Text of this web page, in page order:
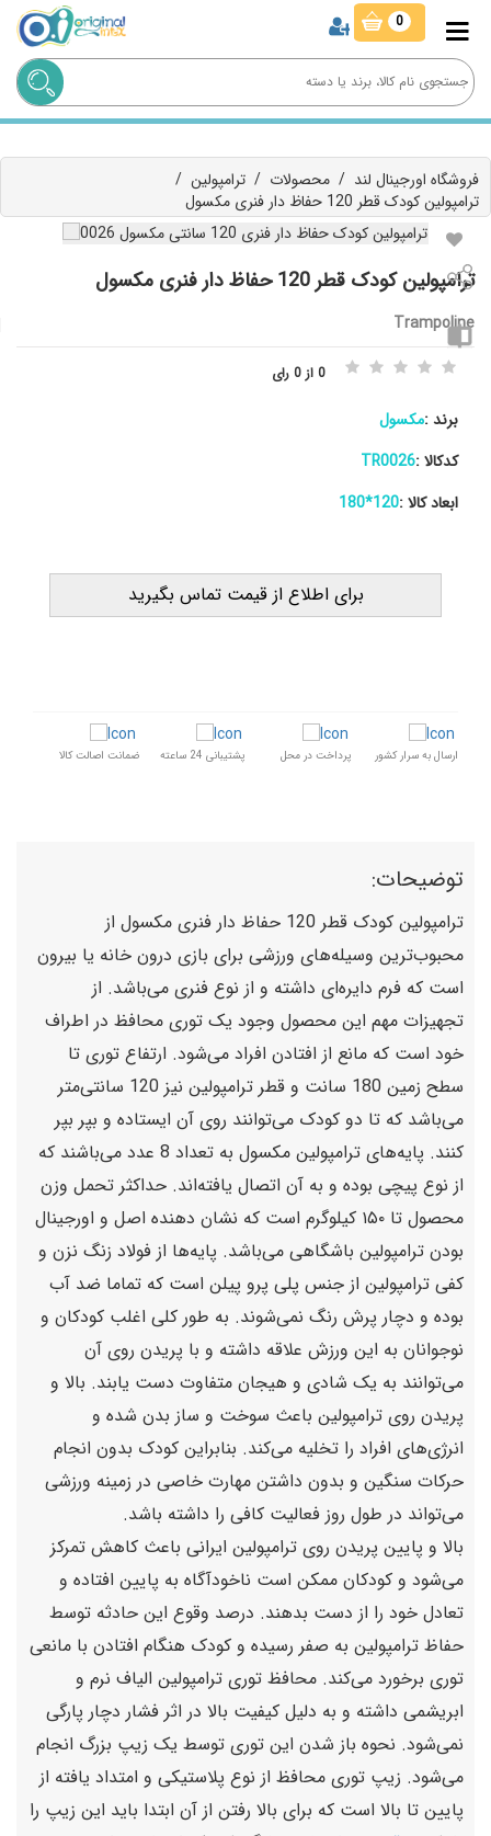
0
فروشگاه اورجینال لند / محصولات / ترامپولین /
ترامپولین کودک قطر 120 حفاظ دار فنری مکسول
ترامپولین کودک قطر 120 حفاظ دار فنری مکسول
Trampoline
0 از 0 رای
برند :مکسول
کدکالا :TR0026
ابعاد کالا :120*180
برای اطلاع از قیمت تماس بگیرید
ارسال به سرار کشور پرداخت در محل پشتیبانی 24 ساعته ضمانت اصالت کالا
توضیحات:
ترامپولین کودک قطر 120 حفاظ دار فنری مکسول از
محبوب‌ترین وسیله‌های ورزشی برای بازی درون خانه یا بیرون
است که فرم دایره‌ای داشته و از نوع فنری می‌باشد. از
تجهیزات مهم این محصول وجود یک توری محافظ در اطراف
خود است که مانع از افتادن افراد می‌شود. ارتفاع توری تا
سطح زمین 180 سانت و قطر ترامپولین نیز 120 سانتی‌متر
می‌باشد که تا دو کودک می‌توانند روی آن ایستاده و بپر بپر
کنند. پایه‌های ترامپولین مکسول به تعداد 8 عدد می‌باشند که
از نوع پیچی بوده و به آن اتصال یافته‌اند. حداکثر تحمل وزن
محصول تا ۱۵۰ کیلوگرم است که نشان دهنده اصل و اورجینال
بودن ترامپولین باشگاهی می‌باشد. پایه‌ها از فولاد زنگ نزن و
کفی ترامپولین از جنس پلی پرو پیلن است که تماما ضد آب
بوده و دچار پرش رنگ نمی‌شوند. به طور کلی اغلب کودکان و
نوجوانان به این ورزش علاقه داشته و با پریدن روی آن
می‌توانند به یک شادی و هیجان متفاوت دست یابند. بالا و
پریدن روی ترامپولین باعث سوخت و ساز بدن شده و
انرژی‌های افراد را تخلیه می‌کند. بنابراین کودک بدون انجام
حرکات سنگین و بدون داشتن مهارت خاصی در زمینه ورزشی
می‌تواند در طول روز فعالیت کافی را داشته باشد.
بالا و پایین پریدن روی ترامپولین ایرانی باعث کاهش تمرکز
می‌شود و کودکان ممکن است ناخودآگاه به پایین افتاده و
تعادل خود را از دست بدهند. درصد وقوع این حادثه توسط
حفاظ ترامپولین به صفر رسیده و کودک هنگام افتادن با مانعی
توری برخورد می‌کند. محافظ توری ترامپولین الیاف نرم و
ابریشمی داشته و به دلیل کیفیت بالا در اثر فشار دچار پارگی
نمی‌شود. نحوه باز شدن این توری توسط یک زیپ بزرگ انجام
می‌شود. زیپ توری محافظ از نوع پلاستیکی و امتداد یافته از
پایین تا بالا است که برای بالا رفتن از آن ابتدا باید این زیپ را